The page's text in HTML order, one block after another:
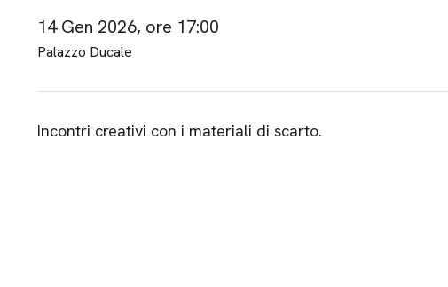
14 Gen 2026, ore 17:00
Palazzo Ducale
Incontri creativi con i materiali di scarto.